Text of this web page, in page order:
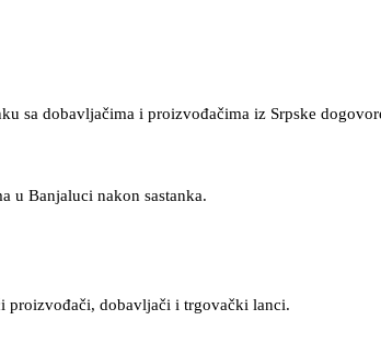
sa dobavljačima i proizvođačima iz Srpske
u Banjaluci nakon sastanka.
proizvođači, dobavljači i trgovački lanci.